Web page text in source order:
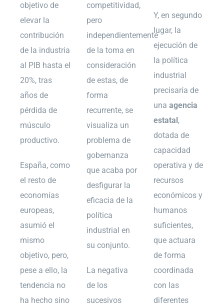
objetivo de
elevar la
contribución
de la industria
al PIB hasta el
20%, tras
años de
pérdida de
músculo
productivo.
España, como
el resto de
economías
europeas,
asumió el
mismo
objetivo, pero,
pese a ello, la
tendencia no
ha hecho sino
competitividad,
pero
independientemente
de la toma en
consideración
de estas, de
forma
recurrente, se
visualiza un
problema de
gobernanza
que acaba por
desfigurar la
eficacia de la
política
industrial en
su conjunto.
La negativa
de los
sucesivos
Y, en segundo
lugar, la
ejecución de
la política
industrial
precisaría de
una agencia
estatal ,
dotada de
capacidad
operativa y de
recursos
económicos y
humanos
suficientes,
que actuara
de forma
coordinada
con las
diferentes